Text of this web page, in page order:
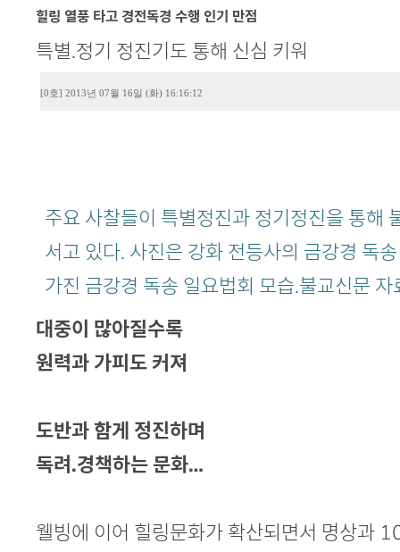
힐링 열풍 타고 경전독경 수행 인기 만점
특별.정기 정진기도 통해 신심 키워
[0호] 2013년 07월 16일 (화) 16:16:12
주요 사찰들이 특별정진과 정기정진을 통해
서고 있다. 사진은 강화 전등사의 금강경 독
가진 금강경 독송 일요법회 모습.불교신문 자
대중이 많아질수록
원력과 가피도 커져
도반과 함게 정진하며
독려.경책하는 문화…
웰빙에 이어 힐링문화가 확산되면서 명상과